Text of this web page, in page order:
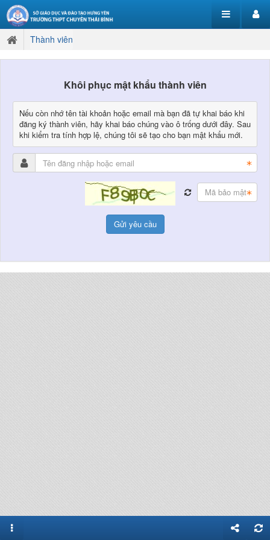
Thành viên
Khôi phục mật khẩu thành viên
Nếu còn nhớ tên tài khoản hoặc email mà bạn đã tự khai báo khi
đăng ký thành viên, hãy khai báo chúng vào ô trống dưới đây. Sau
khi kiểm tra tính hợp lệ, chúng tôi sẽ tạo cho bạn mật khẩu mới.
Gửi yêu cầu